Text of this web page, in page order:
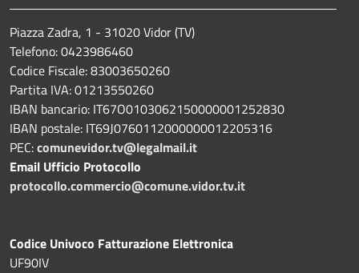
Piazza Zadra, 1 - 31020 Vidor (TV)
Telefono: 0423986460
Codice Fiscale: 83003650260
Partita IVA: 01213550260
IBAN bancario: IT67O0103062150000001252830
IBAN postale: IT69J0760112000000012205316
PEC:comunevidor.tv@legalmail.it
Email Ufficio Protocollo
protocollo.commercio@comune.vidor.tv.it
Codice Univoco Fatturazione Elettronica
UF90IV